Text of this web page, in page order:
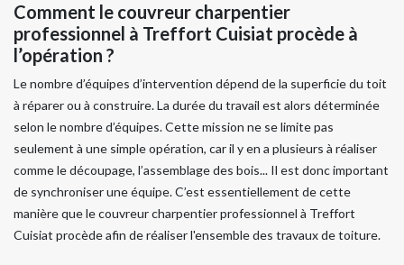
Comment le couvreur charpentier
professionnel à Treffort Cuisiat procède à
l’opération ?
Le nombre d’équipes d’intervention dépend de la superficie du toit
à réparer ou à construire. La durée du travail est alors déterminée
selon le nombre d’équipes. Cette mission ne se limite pas
seulement à une simple opération, car il y en a plusieurs à réaliser
comme le découpage, l’assemblage des bois... Il est donc important
de synchroniser une équipe. C’est essentiellement de cette
manière que le couvreur charpentier professionnel à Treffort
Cuisiat procède afin de réaliser l'ensemble des travaux de toiture.